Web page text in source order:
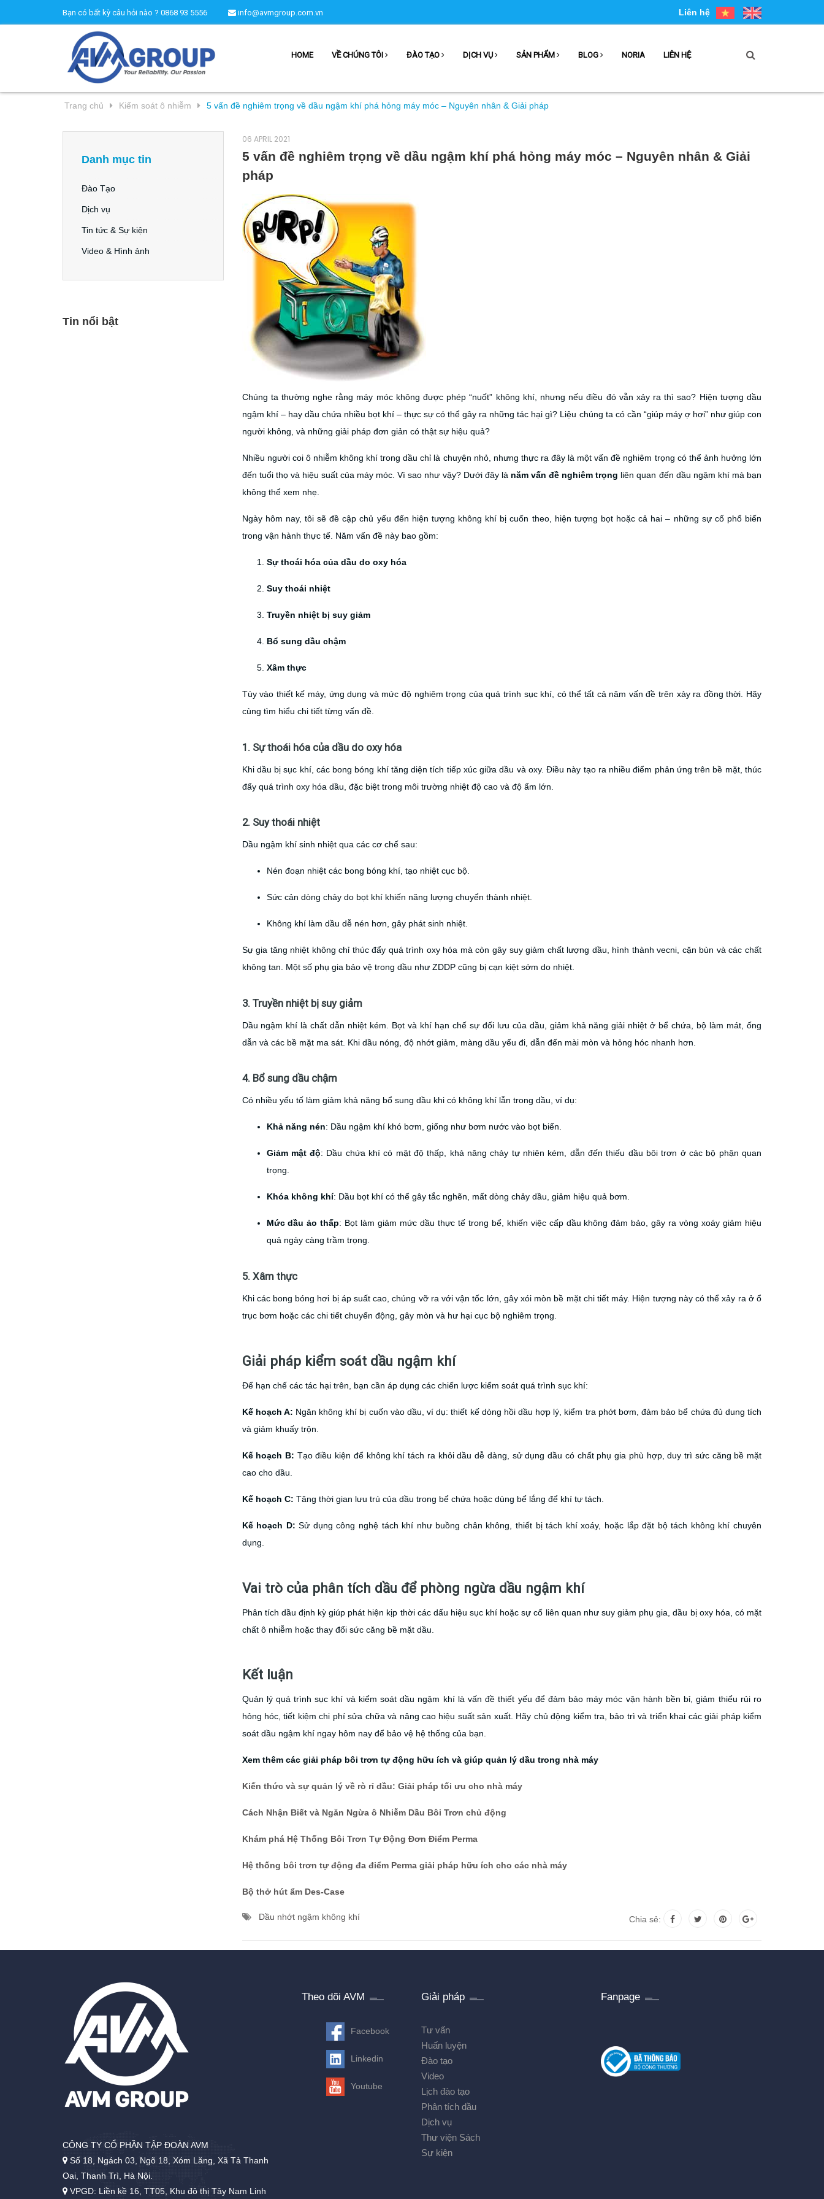
Bạn có bất kỳ câu hỏi nào ? 0868 93 5556 info@avmgroup.com.vn Liên hệ
HOME VỀ CHÚNG TÔI ĐÀO TẠO DỊCH VỤ SẢN PHẨM BLOG NORIA LIÊN HỆ
Trang chủ Kiểm soát ô nhiễm 5 vấn đề nghiêm trọng về dầu ngậm khí phá hỏng máy móc – Nguyên nhân & Giải pháp
06 APRIL 2021
5 vấn đề nghiêm trọng về dầu ngậm khí phá hỏng máy móc – Nguyên nhân & Giải
pháp
Chúng ta thường nghe rằng máy móc không được phép “nuốt” không khí, nhưng nếu điều đó vẫn xảy ra thì sao? Hiện tượng dầu
ngậm khí – hay dầu chứa nhiều bọt khí – thực sự có thể gây ra những tác hại gì? Liệu chúng ta có cần “giúp máy ợ hơi” như giúp con
người không, và những giải pháp đơn giản có thật sự hiệu quả?
Nhiều người coi ô nhiễm không khí trong dầu chỉ là chuyện nhỏ, nhưng thực ra đây là một vấn đề nghiêm trọng có thể ảnh hưởng lớn
đến tuổi thọ và hiệu suất của máy móc. Vì sao như vậy? Dưới đây là năm vấn đề nghiêm trọng liên quan đến dầu ngậm khí mà bạn
không thể xem nhẹ.
Ngày hôm nay, tôi sẽ đề cập chủ yếu đến hiện tượng không khí bị cuốn theo, hiện tượng bọt hoặc cả hai – những sự cố phổ biến
trong vận hành thực tế. Năm vấn đề này bao gồm:
Sự thoái hóa của dầu do oxy hóa
Suy thoái nhiệt
Truyền nhiệt bị suy giảm
Bổ sung dầu chậm
Xâm thực
Tùy vào thiết kế máy, ứng dụng và mức độ nghiêm trọng của quá trình sục khí, có thể tất cả năm vấn đề trên xảy ra đồng thời. Hãy
cùng tìm hiểu chi tiết từng vấn đề.
1. Sự thoái hóa của dầu do oxy hóa
Khi dầu bị sục khí, các bong bóng khí tăng diện tích tiếp xúc giữa dầu và oxy. Điều này tạo ra nhiều điểm phản ứng trên bề mặt, thúc
đẩy quá trình oxy hóa dầu, đặc biệt trong môi trường nhiệt độ cao và độ ẩm lớn.
2. Suy thoái nhiệt
Dầu ngậm khí sinh nhiệt qua các cơ chế sau:
Nén đoạn nhiệt các bong bóng khí, tạo nhiệt cục bộ.
Sức cản dòng chảy do bọt khí khiến năng lượng chuyển thành nhiệt.
Không khí làm dầu dễ nén hơn, gây phát sinh nhiệt.
Sự gia tăng nhiệt không chỉ thúc đẩy quá trình oxy hóa mà còn gây suy giảm chất lượng dầu, hình thành vecni, cặn bùn và các chất
không tan. Một số phụ gia bảo vệ trong dầu như ZDDP cũng bị cạn kiệt sớm do nhiệt.
3. Truyền nhiệt bị suy giảm
Dầu ngậm khí là chất dẫn nhiệt kém. Bọt và khí hạn chế sự đối lưu của dầu, giảm khả năng giải nhiệt ở bể chứa, bộ làm mát, ống
dẫn và các bề mặt ma sát. Khi dầu nóng, độ nhớt giảm, màng dầu yếu đi, dẫn đến mài mòn và hỏng hóc nhanh hơn.
4. Bổ sung dầu chậm
Có nhiều yếu tố làm giảm khả năng bổ sung dầu khi có không khí lẫn trong dầu, ví dụ:
Khả năng nén: Dầu ngậm khí khó bơm, giống như bơm nước vào bọt biển.
Giảm mật độ: Dầu chứa khí có mật độ thấp, khả năng chảy tự nhiên kém, dẫn đến thiếu dầu bôi trơn ở các bộ phận quan
trọng.
Khóa không khí: Dầu bọt khí có thể gây tắc nghẽn, mất dòng chảy dầu, giảm hiệu quả bơm.
Mức dầu ảo thấp: Bọt làm giảm mức dầu thực tế trong bể, khiến việc cấp dầu không đảm bảo, gây ra vòng xoáy giảm hiệu
quả ngày càng trầm trọng.
5. Xâm thực
Khi các bong bóng hơi bị áp suất cao, chúng vỡ ra với vận tốc lớn, gây xói mòn bề mặt chi tiết máy. Hiện tượng này có thể xảy ra ở ổ
trục bơm hoặc các chi tiết chuyển động, gây mòn và hư hại cục bộ nghiêm trọng.
Giải pháp kiểm soát dầu ngậm khí
Để hạn chế các tác hại trên, bạn cần áp dụng các chiến lược kiểm soát quá trình sục khí:
Kế hoạch A: Ngăn không khí bị cuốn vào dầu, ví dụ: thiết kế dòng hồi dầu hợp lý, kiểm tra phớt bơm, đảm bảo bể chứa đủ dung tích
và giảm khuấy trộn.
Kế hoạch B: Tạo điều kiện để không khí tách ra khỏi dầu dễ dàng, sử dụng dầu có chất phụ gia phù hợp, duy trì sức căng bề mặt
cao cho dầu.
Kế hoạch C: Tăng thời gian lưu trú của dầu trong bể chứa hoặc dùng bể lắng để khí tự tách.
Kế hoạch D: Sử dụng công nghệ tách khí như buồng chân không, thiết bị tách khí xoáy, hoặc lắp đặt bộ tách không khí chuyên
dụng.
Vai trò của phân tích dầu để phòng ngừa dầu ngậm khí
Phân tích dầu định kỳ giúp phát hiện kịp thời các dấu hiệu sục khí hoặc sự cố liên quan như suy giảm phụ gia, dầu bị oxy hóa, có mặt
chất ô nhiễm hoặc thay đổi sức căng bề mặt dầu.
Kết luận
Quản lý quá trình sục khí và kiểm soát dầu ngậm khí là vấn đề thiết yếu để đảm bảo máy móc vận hành bền bỉ, giảm thiểu rủi ro
hỏng hóc, tiết kiệm chi phí sửa chữa và nâng cao hiệu suất sản xuất. Hãy chủ động kiểm tra, bảo trì và triển khai các giải pháp kiểm
soát dầu ngậm khí ngay hôm nay để bảo vệ hệ thống của bạn.
Xem thêm các giải pháp bôi trơn tự động hữu ích và giúp quản lý dầu trong nhà máy
Kiến thức và sự quản lý về rò rỉ dầu: Giải pháp tối ưu cho nhà máy
Cách Nhận Biết và Ngăn Ngừa ô Nhiễm Dầu Bôi Trơn chủ động
Khám phá Hệ Thống Bôi Trơn Tự Động Đơn Điểm Perma
Hệ thống bôi trơn tự động đa điểm Perma giải pháp hữu ích cho các nhà máy
Bộ thở hút ẩm Des-Case
Dầu nhớt ngậm không khí Chia sẻ:
Danh mục tin
Đào Tạo
Dịch vụ
Tin tức & Sự kiện
Video & Hình ảnh
Tin nổi bật
CÔNG TY CỔ PHẦN TẬP ĐOÀN AVM
Số 18, Ngách 03, Ngõ 18, Xóm Lăng, Xã Tả Thanh
Oai, Thanh Trì, Hà Nội.
VPGD: Liền kề 16, TT05, Khu đô thị Tây Nam Linh
Theo dõi AVM
Facebook
Linkedin
Youtube
Giải pháp
Tư vấn
Huấn luyện
Đào tạo
Video
Lịch đào tạo
Phân tích dầu
Dịch vụ
Thư viện Sách
Sự kiện
Fanpage